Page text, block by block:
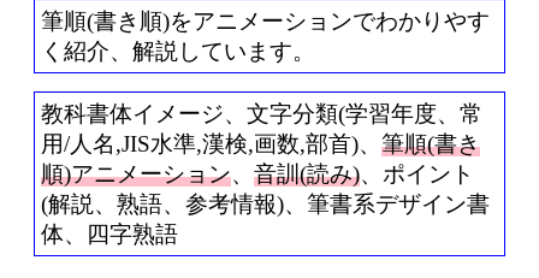
筆順(書き順)をアニメーションでわかりやす
く紹介、解説しています。
教科書体イメージ、文字分類(学習年度、常
用/人名,JIS水準,漢検,画数,部首)、 筆順(書き
順)アニメーション、 音訓(読み)、ポイント
(解説、熟語、参考情報)、筆書系デザイン書
体、四字熟語